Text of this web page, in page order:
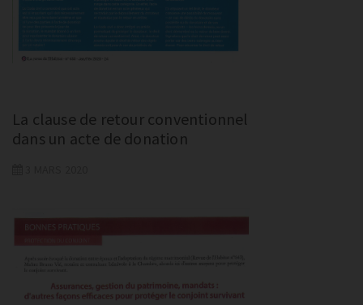
La clause de retour conventionnel
dans un acte de donation